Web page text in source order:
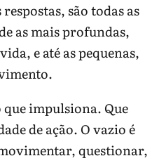
são todas as
as mais profundas,
e até as pequenas,
que impulsiona. Que
de ação. O vazio é
questionar,